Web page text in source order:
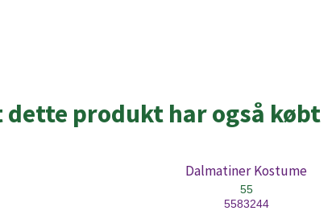
dette produkt har også købt
Dalmatiner Kostume
55
5583244